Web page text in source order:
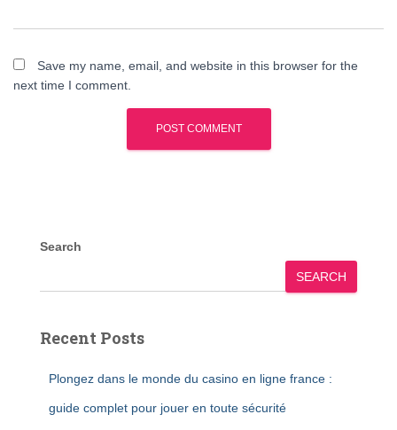
Save my name, email, and website in this browser for the
next time I comment.
Search
SEARCH
Recent Posts
Plongez dans le monde du casino en ligne france :
guide complet pour jouer en toute sécurité